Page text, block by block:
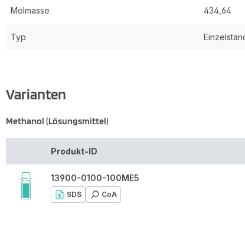
Molmasse 434,64
Typ
Varianten
Methanol (Lösungsmittel)
Produkt-ID
13900-0100-100ME5
SDS CoA